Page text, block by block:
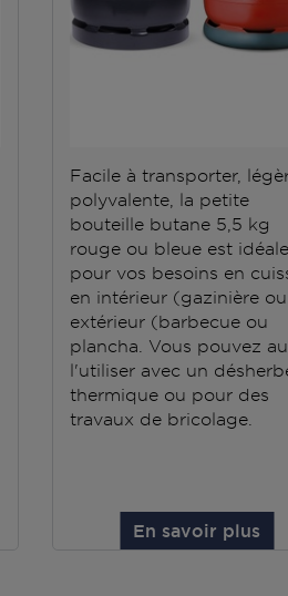
Facile à transporter,
polyvalente, la petite
bouteille butane 5,5 kg
rouge ou bleue est idéale
pour vos besoins en
en intérieur (gazinière
extérieur (barbecue ou
plancha. Vous pouvez
l'utiliser avec un
thermique ou pour des
travaux de bricolage.
En savoir plus